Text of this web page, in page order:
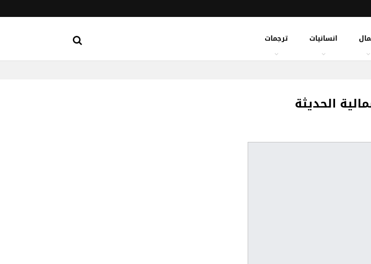
انسانيات ترجمات
الحديثة